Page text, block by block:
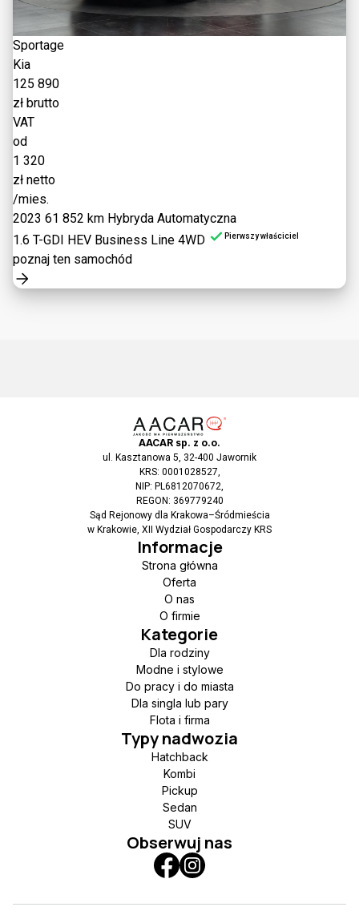
Sportage
Kia
125 890
zł brutto
VAT
od
1 320
zł netto
/mies.
2023 61 852 km Hybryda Automatyczna
1.6 T-GDI HEV Business Line 4WD
Pierwszy właściciel
poznaj ten samochód
AACAR sp. z o.o.
ul. Kasztanowa 5, 32-400 Jawornik
KRS: 0001028527,
NIP: PL6812070672,
REGON: 369779240
Sąd Rejonowy dla Krakowa–Śródmieścia
w Krakowie, XII Wydział Gospodarczy KRS
Informacje
Strona główna
Oferta
O nas
O firmie
Kategorie
Dla rodziny
Modne i stylowe
Do pracy i do miasta
Dla singla lub pary
Flota i firma
Typy nadwozia
Hatchback
Kombi
Pickup
Sedan
SUV
Obserwuj nas